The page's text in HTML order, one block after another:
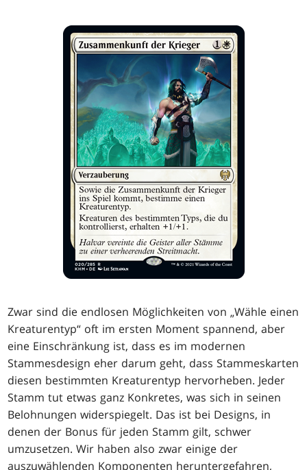
Zwar sind die endlosen Möglichkeiten von „Wähle einen
Kreaturentyp“ oft im ersten Moment spannend, aber
eine Einschränkung ist, dass es im modernen
Stammesdesign eher darum geht, dass Stammeskarten
diesen bestimmten Kreaturentyp hervorheben. Jeder
Stamm tut etwas ganz Konkretes, was sich in seinen
Belohnungen widerspiegelt. Das ist bei Designs, in
denen der Bonus für jeden Stamm gilt, schwer
umzusetzen. Wir haben also zwar einige der
auszuwählenden Komponenten heruntergefahren,